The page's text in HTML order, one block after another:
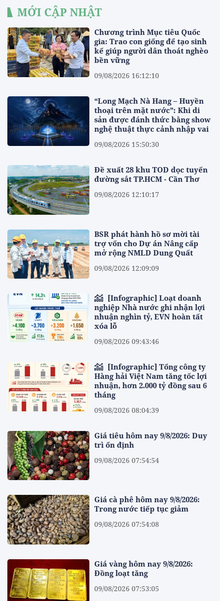
MỚI CẬP NHẬT
Chương trình Mục tiêu Quốc
gia: Trao con giống để tạo sinh
kế giúp người dân thoát nghèo
bền vững
09/08/2026 16:12:10
“Long Mạch Nà Hang – Huyền
thoại trên mặt nước”: Khi di
sản được đánh thức bằng show
nghệ thuật thực cảnh nhập vai
09/08/2026 15:50:30
Đề xuất 28 khu TOD dọc tuyến
đường sắt TP.HCM - Cần Thơ
09/08/2026 12:10:17
BSR phát hành hồ sơ mời tài
trợ vốn cho Dự án Nâng cấp
mở rộng NMLD Dung Quất
09/08/2026 12:09:09
nghiệp Nhà nước ghi nhận lợi
nhuận nghìn tỷ, EVN hoàn tất
xóa lỗ
09/08/2026 09:43:46
Hàng hải Việt Nam tăng tốc lợi
nhuận, hơn 2.000 tỷ đồng sau 6
tháng
09/08/2026 08:04:39
Giá tiêu hôm nay 9/8/2026: Duy
trì ổn định
09/08/2026 07:54:54
Giá cà phê hôm nay 9/8/2026:
Trong nước tiếp tục giảm
09/08/2026 07:54:08
Giá vàng hôm nay 9/8/2026:
Đồng loạt tăng
09/08/2026 07:53:05